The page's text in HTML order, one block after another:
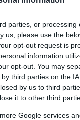
parties, or processing
us, please use the
opt-out request is
information
opt-out. You may
third parties on the
by us to third
it to other third
Google services